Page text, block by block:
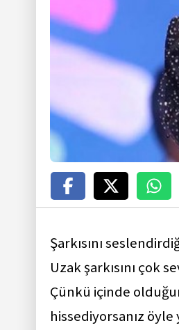
Şarkısını
Uzak şarkısını çok
Çünkü içinde
hissediyorsanız